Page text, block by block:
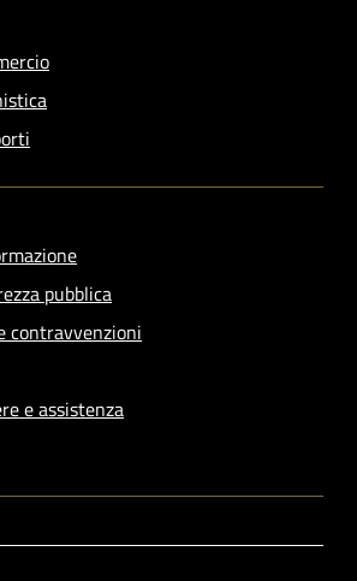
pubblica
contravvenzioni
e assistenza